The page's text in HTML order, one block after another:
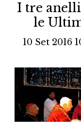
I tre
le
10 Set 2016